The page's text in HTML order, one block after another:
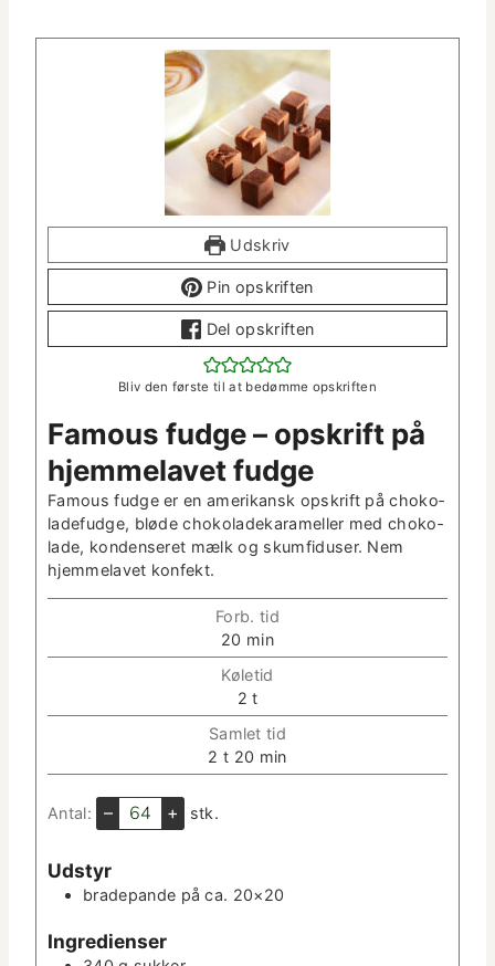
Udskriv
Pin opskriften
Del opskriften
Bliv den første til at bedømme opskriften
Famous fudge – opskrift på
hjem­melavet fudge
Famous fudge er en amerikan­sk opskrift på choko­
lade­fudge, bløde choko­ladekarameller med choko­
lade, kon­denseret mælk og skum­fiduser. Nem
hjem­melavet konfekt.
Forb. tid
20 m
i
n
­
u
t
­
min
Køletid
2t
i
m
e
t
Sam­let tid
2 t
i
e
t 20 m
i
­
min
Antal: – + stk.
Udstyr
brade­pande på ca. 20×20
Ingre­di­enser